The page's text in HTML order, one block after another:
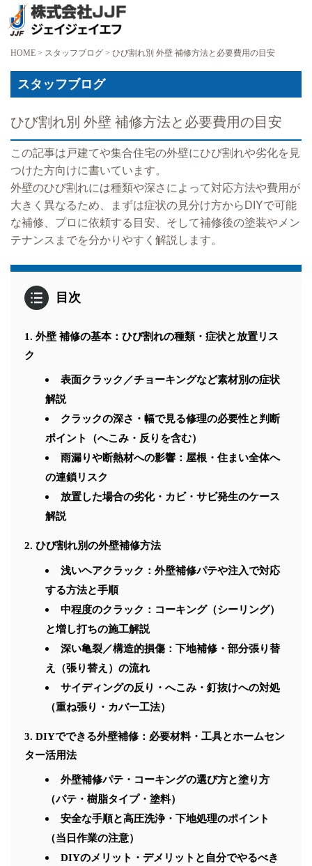
HOME > スタッフブログ > ひび割れ別 外壁 補修方法と必要費用の目安
スタッフブログ
ひび割れ別 外壁 補修方法と必要費用の目安
この記事は戸建てや集合住宅の外壁にひび割れや劣化を見
つけた方向けに書いています。
外壁のひび割れには種類や深さによって対応方法や費用が
大きく異なるため、まずは症状の見分け方からDIYで可能
な補修、プロに依頼する目安、そして補修後の塗装やメン
テナンスまでを分かりやすく解説します。
目次
外壁 補修の基本：ひび割れの種類・症状と放置リス
ク
表面クラック／チョーキングなど素材別の症状
解説
クラックの深さ・幅で見る修理の必要性と判断
ポイント（へこみ・反りを含む）
雨漏りや断熱材への影響：屋根・住まい全体へ
の連鎖リスク
放置した場合の劣化・カビ・サビ発生のケース
解説
ひび割れ別の外壁補修方法
浅いヘアクラック：外壁補修パテや注入で対応
する方法と手順
中程度のクラック：コーキング（シーリング）
と増し打ちの施工解説
深い亀裂／構造的損傷：下地補修・部分張り替
え（張り替え）の流れ
サイディングの反り・へこみ・釘抜けへの対処
（重ね張り・カバー工法）
DIYでできる外壁補修：必要材料・工具とホームセン
ター活用法
外壁補修パテ・コーキングの選び方と塗り方
（パテ・樹脂タイプ・塗料）
安全な手順と高圧洗浄・下地処理のポイント
（当日作業の注意）
DIYのメリット・デメリットと自分でやるべき